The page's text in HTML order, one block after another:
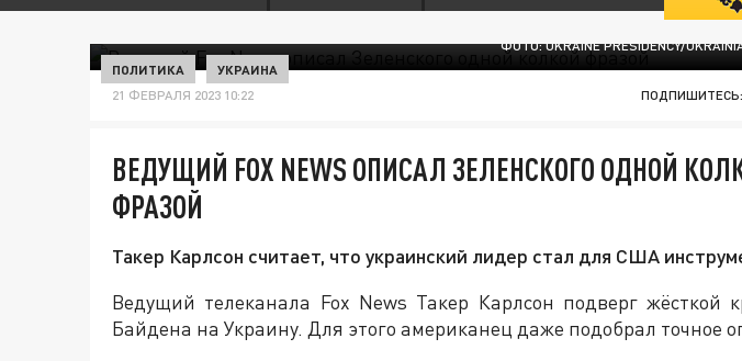
ФОТО: UKRAINE PRESIDENCY/
ПОЛИТИКА УКРАИНА
21 ФЕВРАЛЯ 2023 10:22 ПОДПИШИТЕСЬ:
ВЕДУЩИЙ FOX NEWS ОПИСАЛ ЗЕЛЕНСКОГО ОДНОЙ
ФРАЗОЙ
Такер Карлсон считает, что украинский лидер стал для США
Ведущий телеканала Fox News Такер Карлсон подверг жёсткой
Байдена на Украину. Для этого американец даже подобрал точное